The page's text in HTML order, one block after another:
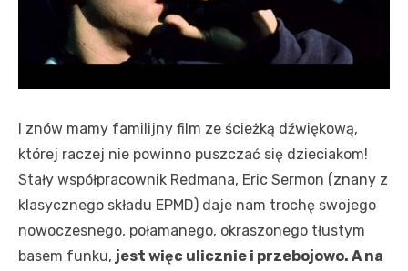
I znów mamy familijny film ze ścieżką dźwiękową,
której raczej nie powinno puszczać się dzieciakom!
Stały współpracownik Redmana, Eric Sermon (znany z
klasycznego składu EPMD) daje nam trochę swojego
nowoczesnego, połamanego, okraszonego tłustym
basem funku, jest więc ulicznie i przebojowo. A na